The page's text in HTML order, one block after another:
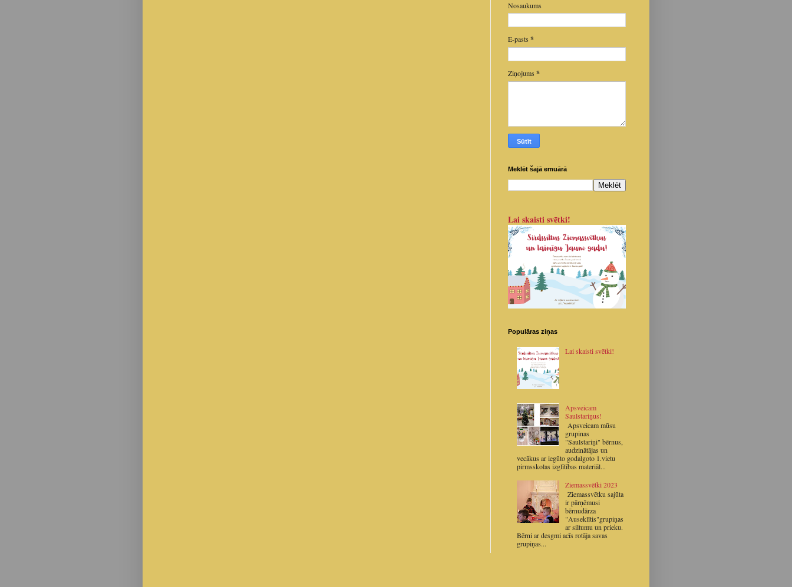
Nosaukums
E-pasts *
Ziņojums *
Meklēt šajā emuārā
Lai skaisti svētki!
Populāras ziņas
Lai skaisti svētki!
Apsveicam
Saulstariņus!
Apsveicam mūsu
grupinas
"Saulstariņi" bērnus,
audzinātājas un
vecākus ar iegūto godalgoto 1.vietu
pirmsskolas izglītības materiāl...
Ziemassvētki 2023
Ziemassvētku sajūta
ir pārņēmusi
bērnudārza
"Auseklītis"grupiņas
ar siltumu un prieku.
Bērni ar desgmi acīs rotāja savas
grupiņas...